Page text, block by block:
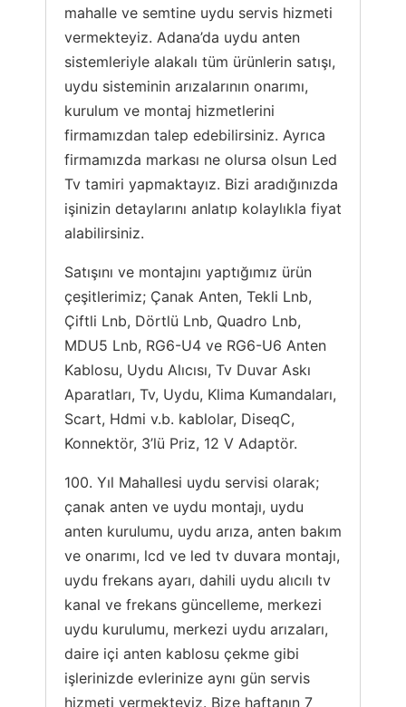
mahalle ve semtine uydu servis hizmeti
vermekteyiz. Adana’da uydu anten
sistemleriyle alakalı tüm ürünlerin satışı,
uydu sisteminin arızalarının onarımı,
kurulum ve montaj hizmetlerini
firmamızdan talep edebilirsiniz. Ayrıca
firmamızda markası ne olursa olsun Led
Tv tamiri yapmaktayız. Bizi aradığınızda
işinizin detaylarını anlatıp kolaylıkla fiyat
alabilirsiniz.
Satışını ve montajını yaptığımız ürün
çeşitlerimiz; Çanak Anten, Tekli Lnb,
Çiftli Lnb, Dörtlü Lnb, Quadro Lnb,
MDU5 Lnb, RG6-U4 ve RG6-U6 Anten
Kablosu, Uydu Alıcısı, Tv Duvar Askı
Aparatları, Tv, Uydu, Klima Kumandaları,
Scart, Hdmi v.b. kablolar, DiseqC,
Konnektör, 3’lü Priz, 12 V Adaptör.
100. Yıl Mahallesi uydu servisi olarak;
çanak anten ve uydu montajı, uydu
anten kurulumu, uydu arıza, anten bakım
ve onarımı, lcd ve led tv duvara montajı,
uydu frekans ayarı, dahili uydu alıcılı tv
kanal ve frekans güncelleme, merkezi
uydu kurulumu, merkezi uydu arızaları,
daire içi anten kablosu çekme gibi
işlerinizde evlerinize aynı gün servis
hizmeti vermekteyiz. Bize haftanın 7